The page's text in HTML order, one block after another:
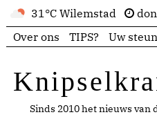
31°C Wilemstad
Over ons
TIPS? Uw steun
Sinds 2010 het nieuws van